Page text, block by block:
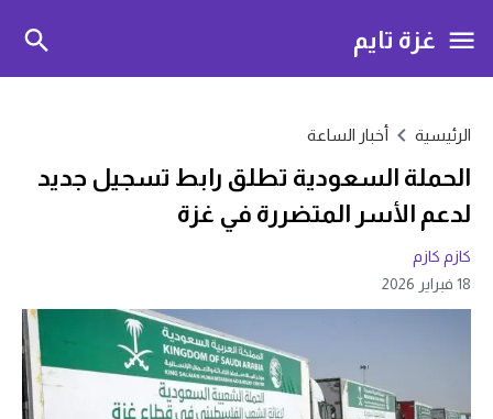
غزة تايم
الرئيسية أخبار الساعة
الحملة السعودية تطلق رابط تسجيل جديد
لدعم الأسر المتضررة في غزة
كازم كازم
18 فبراير 2026